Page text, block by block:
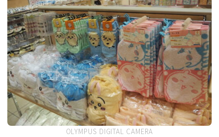
OLYMPUS DIGITAL CAMERA